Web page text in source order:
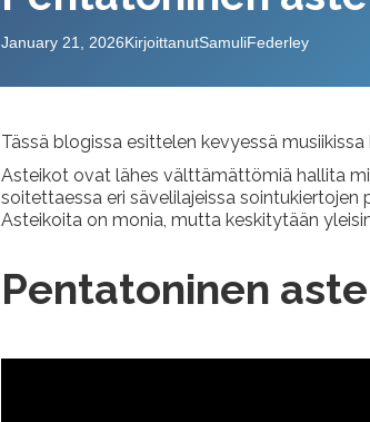
January 21, 2026KirjoittanutSamuliFederley
Tässä blogissa esittelen kevyessä
Asteikot ovat lähes välttämättömiä hallita
soitettaessa eri sävelilajeissa
Asteikoita on monia, mutta keskitytään
Pentatoninen